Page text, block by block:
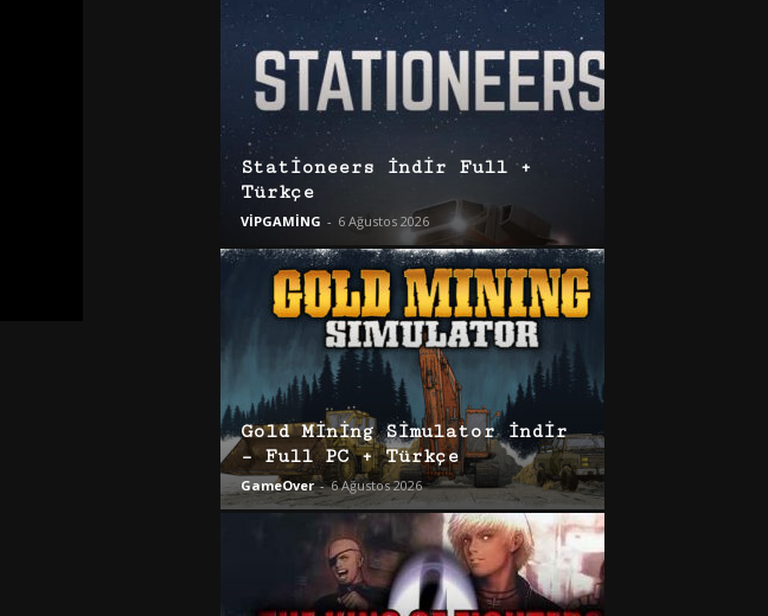
Stationeers İndir Full +
Türkçe
VİPGAMİNG - 6 Ağustos 2026
Gold Mining Simulator İndir
– Full PC + Türkçe
GameOver - 6 Ağustos 2026